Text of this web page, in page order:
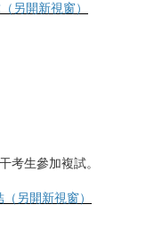
另開新視窗）
考生參加複試。
另開新視窗）